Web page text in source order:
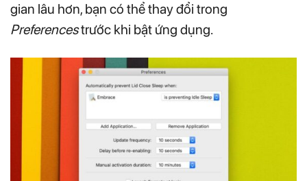
gian lâu hơn, bạn có thể thay đổi trong
Preferencestrước khi bật ứng dụng.